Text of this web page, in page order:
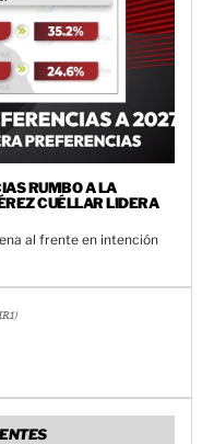
RUMBO A LA
CUÉLLAR LIDERA
al frente en intención